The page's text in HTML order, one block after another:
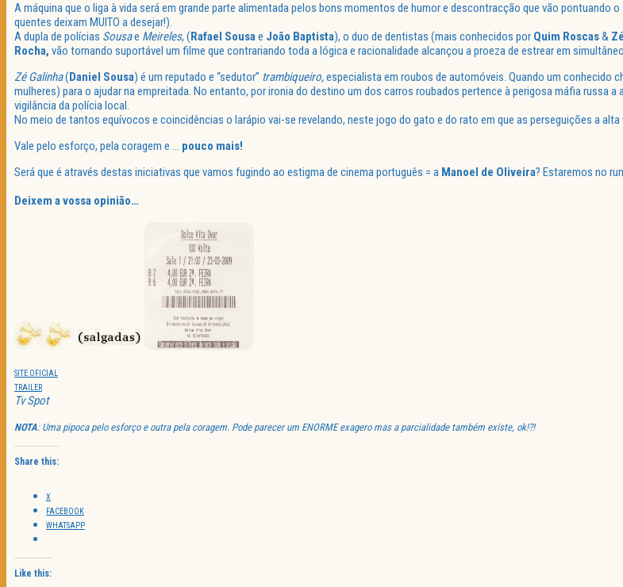
A máquina que o liga à vida será em grande parte alimentada pelos bons momentos de humor e descontracção que vão pontuando
quentes deixam MUITO a desejar!).
A dupla de polícias Sousae Meireles, (Rafael Sousae João Baptista), o duo de dentistas (mais conhecidos por Quim Roscas& Zé
Rocha, vão tornando suportável um filme que contrariando toda a lógica e racionalidade alcançou a proeza de estrear em
Zé Galinha(Daniel Sousa) é um reputado e “sedutor” trambiqueiro,especialista em roubos de automóveis. Quando um conhecido
mulheres) para o ajudar na empreitada. No entanto, por ironia do destino um dos carros roubados pertence à perigosa máfia russa a
vigilância da polícia local.
No meio de tantos equívocos e coincidências o larápio vai-se revelando, neste jogo do gato e do rato em que as perseguições a
Vale pelo esforço, pela coragem e … pouco mais!
Será que é através destas iniciativas que vamos fugindo ao estigma de cinema português = a Manoel de Oliveira? Estaremos no
Deixem a vossa opinião…
SITE OFICIAL
TRAILER
Tv Spot
NOTA: Uma pipoca pelo esforço e outra pela coragem. Pode parecer um ENORME exagero mas a parcialidade também existe, ok!?!
Share this:
X
FACEBOOK
WHATSAPP
Like this: